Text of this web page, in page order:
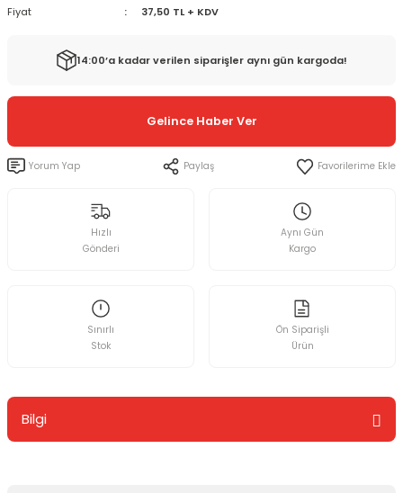
Fiyat 37,50 TL + KDV
14:00’a kadar verilen siparişler aynı gün kargoda!
Gelince Haber Ver
Yorum Yap Paylaş
Hızlı
Gönderi
Aynı Gün
Kargo
Sınırlı
Stok
Ön Siparişli
Ürün
Bilgi